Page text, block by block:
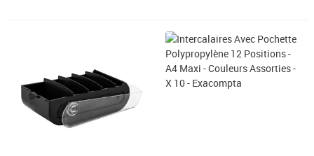
Prix 12,01€ HT